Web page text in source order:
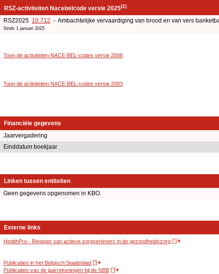
RSZ-activiteiten Nacebelcode versie 2025(2)
RSZ2025 10.712 - Ambachtelijke vervaardiging van brood en van vers
Sinds 1 januari 2025
Toon de activiteiten NACE-BEL-codes versie 2008
Toon de activiteiten NACE-BEL-codes versie 2003
Financiële gegevens
Jaarvergadering
Einddatum boekjaar
Linken tussen entiteiten
Geen gegevens opgenomen in KBO.
Externe links
HealthPro - Register van actieve zorgverleners in de gezondheidszorg
Publicaties in het Belgisch Staatsblad
Publicaties van de jaarrekeningen bij de NBB